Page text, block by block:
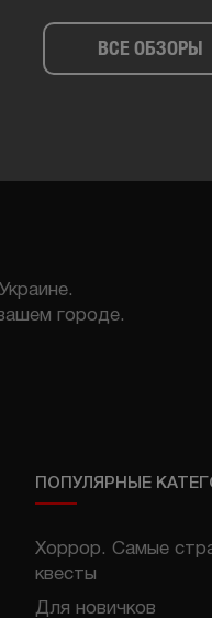
ВСЕ ОБЗОРЫ
городе.
ПОПУЛЯРНЫЕ
Хоррор. Самые
квесты
Для новичков